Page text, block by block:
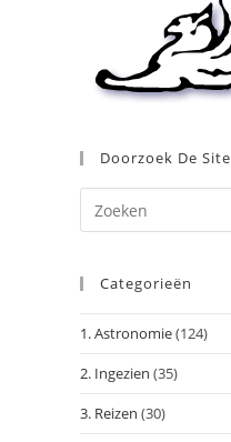
Doorzoek De Site
Categorieën
1. Astronomie(124)
2. Ingezien (35)
3. Reizen (30)